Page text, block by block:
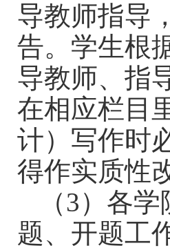
导教师指导
告。学生根
导教师、指
在相应栏目
计）写作时
得作实质性
（3）各
题、开题工